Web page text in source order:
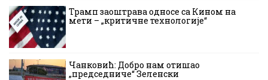
Трамп заоштрава односе са Кином на
мети – „критичне технологије“
Чанковић: Добро нам отишао
„председниче“ Зеленски